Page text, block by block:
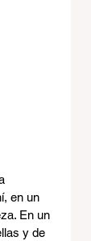
en un
En un
y de